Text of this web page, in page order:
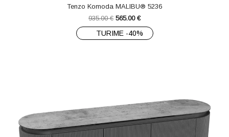
Tenzo Komoda MALIBU® 5236
935.00€ 565.00 €
TURIME -40%